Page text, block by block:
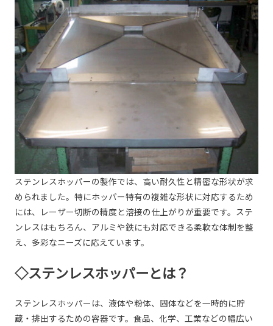
ステンレスホッパーの製作では、高い耐久性と精密な形状が求
められました。特にホッパー特有の複雑な形状に対応するため
には、レーザー切断の精度と溶接の仕上がりが重要です。ステ
ンレスはもちろん、アルミや鉄にも対応できる柔軟な体制を整
え、多彩なニーズに応えています。
◇ステンレスホッパーとは？
ステンレスホッパーは、液体や粉体、固体などを一時的に貯
蔵・排出するための容器です。食品、化学、工業などの幅広い